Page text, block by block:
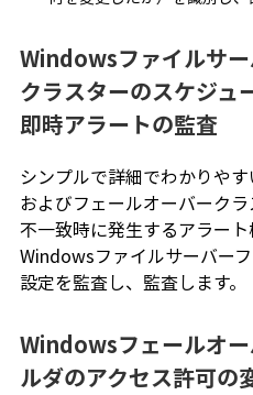
Windowsファイルサ
クラスターのスケジュ
即時アラートの監査
シンプルで詳細でわかりや
およびフェールオーバークラ
不一致時に発生するアラー
Windowsファイルサーバー
設定を監査し、監査します。
Windowsフェールオ
ルダのアクセス許可の